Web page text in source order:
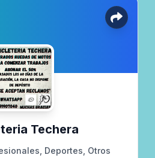
Techera
Deportes, Otros